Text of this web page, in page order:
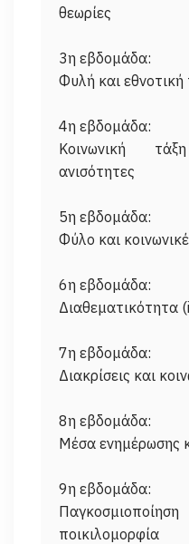
θεωρίες
3η εβδομάδα:
Φυλή και
4η εβδομάδα:
Κοινωνική
ανισότητες
5η εβδομάδα:
Φύλο και
6η εβδομάδα:
Διαθεματικότητα
7η εβδομάδα:
Διακρίσεις και
8η εβδομάδα:
Μέσα ενημέρωσης
9η εβδομάδα:
ποικιλομορφία